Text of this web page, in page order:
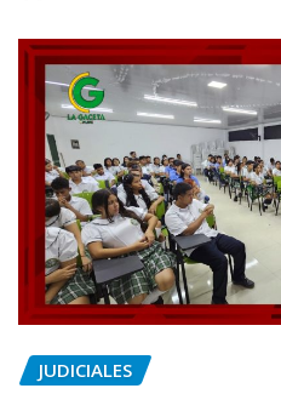
JUDICIALES